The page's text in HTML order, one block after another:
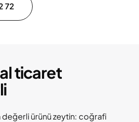
72
ticaret
değerli ürünü zeytin: coğrafi